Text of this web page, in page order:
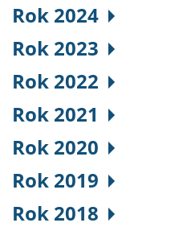
Rok 2024
Rok 2023
Rok 2022
Rok 2021
Rok 2020
Rok 2019
Rok 2018